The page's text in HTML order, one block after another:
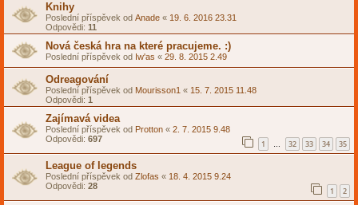
Knihy
Poslední příspěvek od Anade « 19. 6. 2016 23.31
Odpovědi: 11
Nová česká hra na které pracujeme. :)
Poslední příspěvek od Iw'as « 29. 8. 2015 2.49
Odreagování
Poslední příspěvek od Mourisson1 « 15. 7. 2015 11.48
Odpovědi: 1
Zajímavá videa
Poslední příspěvek od Protton « 2. 7. 2015 9.48
Odpovědi: 697 1 … 32 33 34 35
League of legends
Poslední příspěvek od Zlofas « 18. 4. 2015 9.24
Odpovědi: 28 1 2